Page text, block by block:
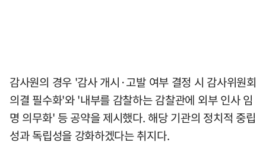
감사원의 경우 '감사 개시·고발 여부 결정 시 감사위원회
의결 필수화'와 '내부를 감찰하는 감찰관에 외부 인사 임
명 의무화' 등 공약을 제시했다. 해당 기관의 정치적 중립
성과 독립성을 강화하겠다는 취지다.